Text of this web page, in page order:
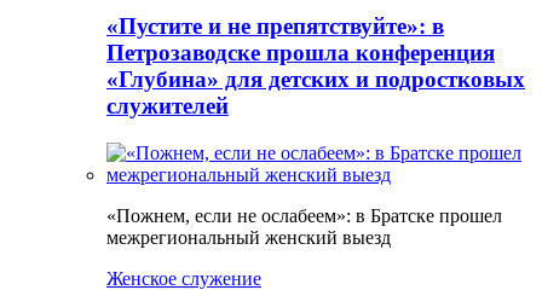
«Пустите и не препятствуйте»: в
Петрозаводске прошла конференция
«Глубина» для детских и подростковых
служителей
«Пожнем, если не ослабеем»: в Братске прошел
межрегиональный женский выезд
Женское служение